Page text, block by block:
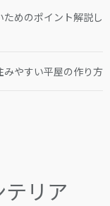
めのポイント解説し
やすい平屋の作り方
テリア